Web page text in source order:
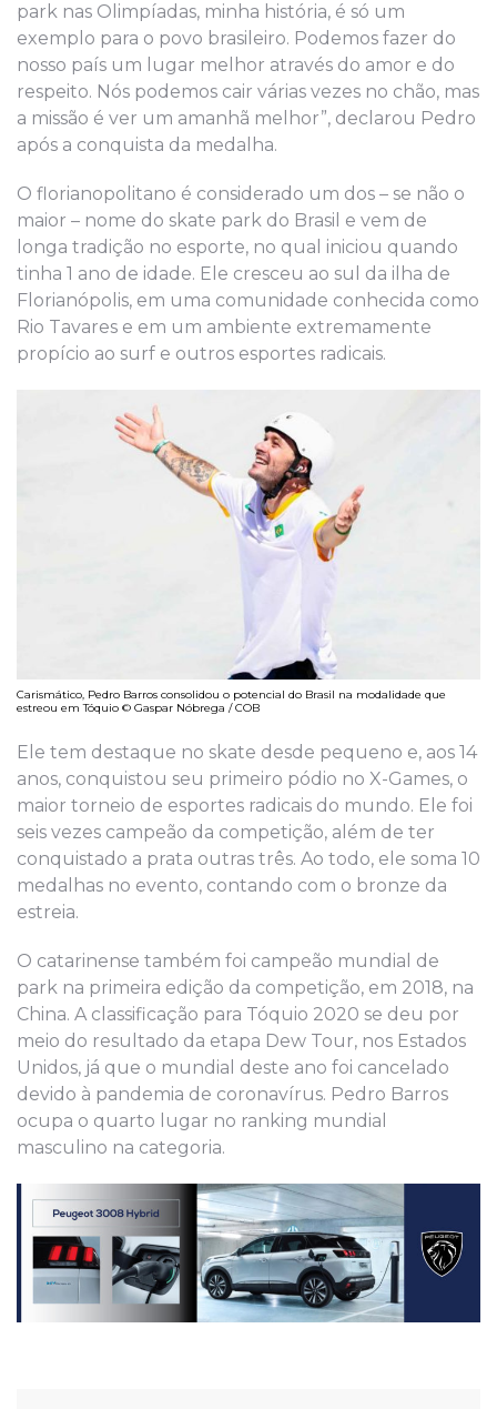
park nas Olimpíadas, minha história, é só um
exemplo para o povo brasileiro. Podemos fazer do
nosso país um lugar melhor através do amor e do
respeito. Nós podemos cair várias vezes no chão, mas
a missão é ver um amanhã melhor”, declarou Pedro
após a conquista da medalha.
O florianopolitano é considerado um dos – se não o
maior – nome do skate park do Brasil e vem de
longa tradição no esporte, no qual iniciou quando
tinha 1 ano de idade. Ele cresceu ao sul da ilha de
Florianópolis, em uma comunidade conhecida como
Rio Tavares e em um ambiente extremamente
propício ao surf e outros esportes radicais.
Carismático, Pedro Barros consolidou o potencial do Brasil na modalidade que
estreou em Tóquio © Gaspar Nóbrega / COB
Ele tem destaque no skate desde pequeno e, aos 14
anos, conquistou seu primeiro pódio no X-Games, o
maior torneio de esportes radicais do mundo. Ele foi
seis vezes campeão da competição, além de ter
conquistado a prata outras três. Ao todo, ele soma 10
medalhas no evento, contando com o bronze da
estreia.
O catarinense também foi campeão mundial de
park na primeira edição da competição, em 2018, na
China. A classificação para Tóquio 2020 se deu por
meio do resultado da etapa Dew Tour, nos Estados
Unidos, já que o mundial deste ano foi cancelado
devido à pandemia de coronavírus. Pedro Barros
ocupa o quarto lugar no ranking mundial
masculino na categoria.